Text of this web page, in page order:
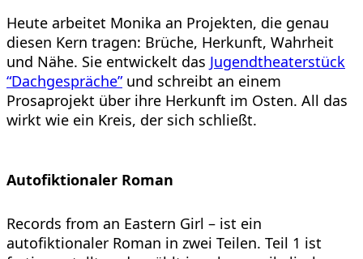
Heute arbeitet Monika an Projekten, die genau
diesen Kern tragen: Brüche, Herkunft, Wahrheit
und Nähe. Sie entwickelt das Jugendtheaterstück
“Dachgespräche”und schreibt an einem
Prosaprojekt über ihre Herkunft im Osten. All das
wirkt wie ein Kreis, der sich schließt.
Autofiktionaler Roman
Records from an Eastern Girl – ist ein
autofiktionaler Roman in zwei Teilen. Teil 1 ist